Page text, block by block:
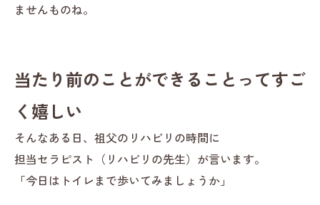
ませんものね。
当たり前のことができることってすご
く嬉しい
そんなある日、祖父のリハビリの時間に
担当セラピスト（リハビリの先生）が言います。
「今日はトイレまで歩いてみましょうか」